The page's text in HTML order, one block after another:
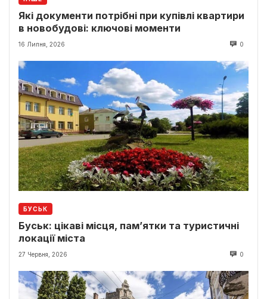
Які документи потрібні при купівлі квартири
в новобудові: ключові моменти
16 Липня, 2026 0
БУСЬК
Буськ: цікаві місця, пам’ятки та туристичні
локації міста
27 Червня, 2026 0